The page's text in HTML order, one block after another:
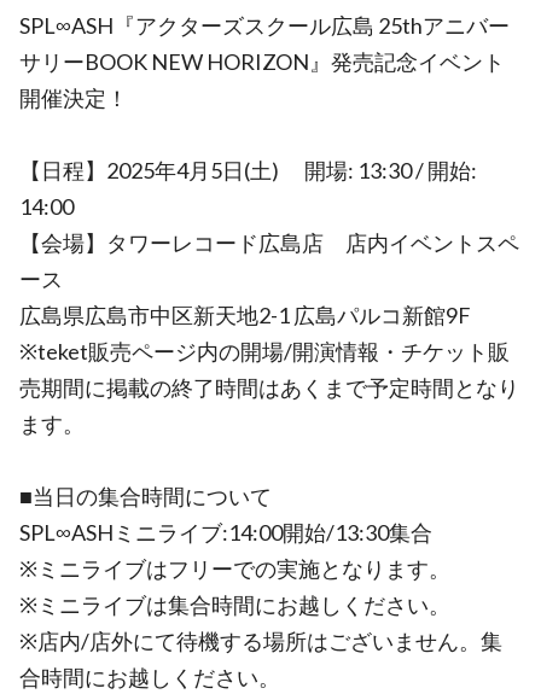
SPL∞ASH『アクターズスクール広島 25thアニバー
サリーBOOK NEW HORIZON』発売記念イベント
開催決定！
【日程】2025年4月5日(土) 開場: 13:30 / 開始:
14:00
【会場】タワーレコード広島店 店内イベントスペ
ース
広島県広島市中区新天地2-1 広島パルコ新館9F
※teket販売ページ内の開場/開演情報・チケット販
売期間に掲載の終了時間はあくまで予定時間となり
ます。
■当日の集合時間について
SPL∞ASHミニライブ:14:00開始/13:30集合
※ミニライブはフリーでの実施となります。
※ミニライブは集合時間にお越しください。
※店内/店外にて待機する場所はございません。集
合時間にお越しください。